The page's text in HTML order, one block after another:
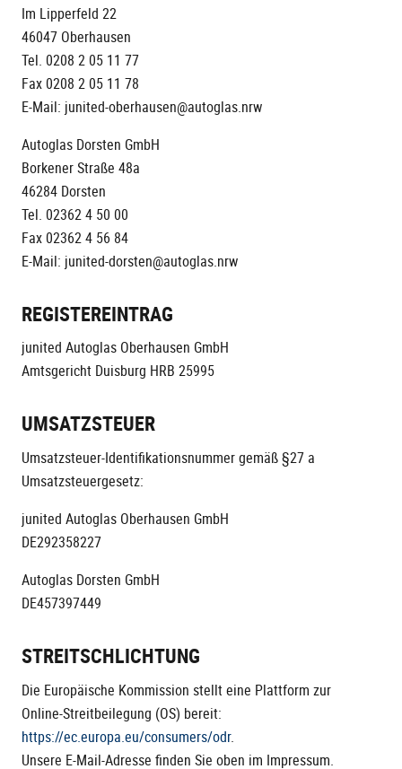
Im Lipperfeld 22
46047 Oberhausen
Tel. 0208 2 05 11 77
Fax 0208 2 05 11 78
E-Mail: junited-oberhausen@autoglas.nrw
Autoglas Dorsten GmbH
Borkener Straße 48a
46284 Dorsten
Tel. 02362 4 50 00
Fax 02362 4 56 84
E-Mail: junited-dorsten@autoglas.nrw
REGISTEREINTRAG
junited Autoglas Oberhausen GmbH
Amtsgericht Duisburg HRB 25995
UMSATZSTEUER
Umsatzsteuer-Identifikationsnummer gemäß §27 a
Umsatzsteuergesetz:
junited Autoglas Oberhausen GmbH
DE292358227
Autoglas Dorsten GmbH
DE457397449
STREITSCHLICHTUNG
Die Europäische Kommission stellt eine Plattform zur
Online-Streitbeilegung (OS) bereit:
https://ec.europa.eu/consumers/odr.
Unsere E-Mail-Adresse finden Sie oben im Impressum.